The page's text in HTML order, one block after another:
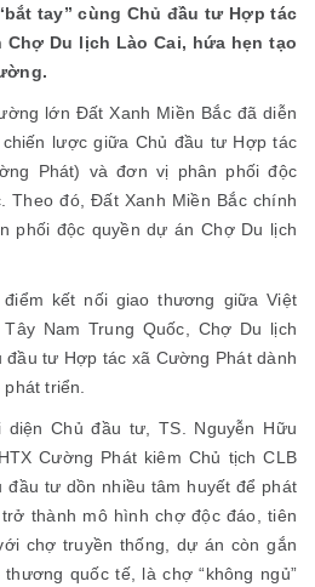
tay” cùng Chủ đầu tư Hợp tác
Du lịch Lào Cai, hứa hẹn tạo
lớn Đất Xanh Miền Bắc đã diễn
lược giữa Chủ đầu tư Hợp tác
Phát) và đơn vị phân phối độc
Theo đó, Đất Xanh Miền Bắc chính
phối độc quyền dự án Chợ Du lịch
kết nối giao thương giữa Việt
Nam Trung Quốc, Chợ Du lịch
tư Hợp tác xã Cường Phát dành
triển.
Chủ đầu tư, TS. Nguyễn Hữu
Cường Phát kiêm Chủ tịch CLB
đầu tư dồn nhiều tâm huyết để phát
thành mô hình chợ độc đáo, tiên
chợ truyền thống, dự án còn gắn
quốc tế, là chợ “không ngủ”